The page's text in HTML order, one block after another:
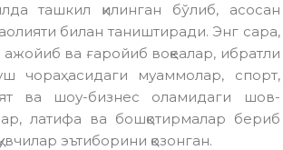
ташкил қилинган бўлиб, асосан
билан таништиради. Энг сара,
ажойиб ва ғаройиб воқеалар, ибратли
чораҳасидаги муаммолар, спорт,
ва шоу-бизнес оламидаги шов-
латифа ва бошқотирмалар бериб
эътиборини қозонган.